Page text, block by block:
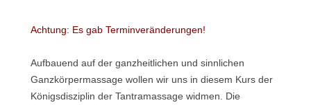
Achtung: Es gab Terminveränderungen!
Aufbauend auf der ganzheitlichen und sinnlichen
Ganzkörpermassage wollen wir uns in diesem Kurs der
Königsdisziplin der Tantramassage widmen. Die